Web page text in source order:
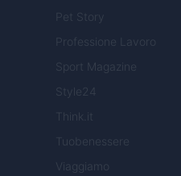
Pet Story
Professione Lavoro
Sport Magazine
Style24
Think.it
Tuobenessere
Viaggiamo